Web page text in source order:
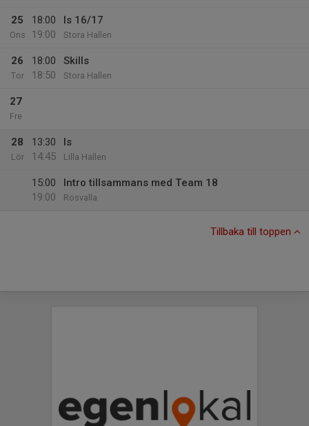
25
Ons
18:00
19:00
Is 16/17
Stora Hallen
26
Tor
18:00
18:50
Skills
Stora Hallen
27
Fre
28
Lör
13:30
14:45
Is
Lilla Hallen
15:00
19:00
Intro tillsammans med Team 18
Rosvalla
Tillbaka till toppen